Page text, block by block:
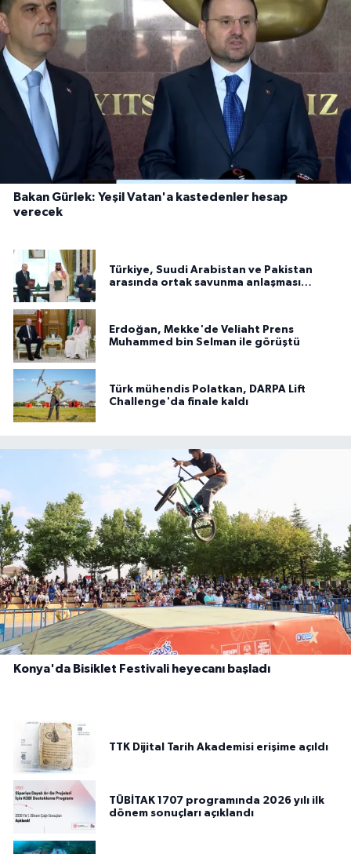
Bakan Gürlek: Yeşil Vatan'a kastedenler hesap
verecek
Türkiye, Suudi Arabistan ve Pakistan
arasında ortak savunma anlaşması
Erdoğan, Mekke'de Veliaht Prens
Muhammed bin Selman ile görüştü
Türk mühendis Polatkan, DARPA Lift
Challenge'da finale kaldı
Konya'da Bisiklet Festivali heyecanı başladı
TTK Dijital Tarih Akademisi erişime açıldı
TÜBİTAK 1707 programında 2026 yılı ilk
dönem sonuçları açıklandı